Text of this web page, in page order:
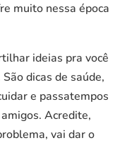
muito nessa época
ideias pra você
dicas de saúde,
e passatempos
Acredite,
vai dar o